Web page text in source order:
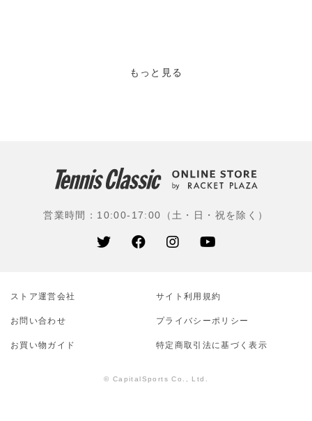
もっと見る
営業時間：10:00-17:00（土・日・祝を除く）
ストア運営会社 サイト利⽤規約
お問い合わせ プライバシーポリシー
お買い物ガイド 特定商取引法に基づく表示
© CapitalSports Co., Ltd.